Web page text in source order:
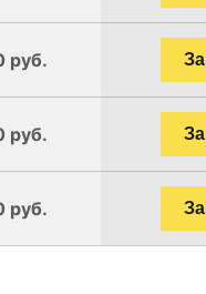
руб.
руб.
руб.